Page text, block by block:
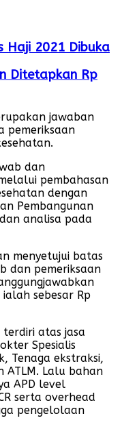
Haji 2021 Dibuka
Ditetapkan Rp
jawaban
pemeriksaan
dan
pembahasan
dengan
Pembangunan
analisa pada
menyetujui batas
dan pemeriksaan
sebesar Rp
terdiri atas jasa
Spesialis
Tenaga ekstraksi,
ATLM. Lalu bahan
APD level
serta overhead
pengelolaan